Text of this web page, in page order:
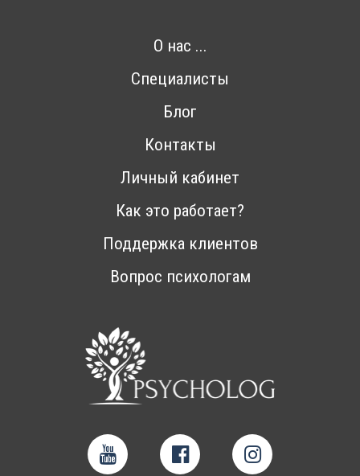
О нас ...
Специалисты
Блог
Контакты
Личный кабинет
Как это работает?
Поддержка клиентов
Вопрос психологам